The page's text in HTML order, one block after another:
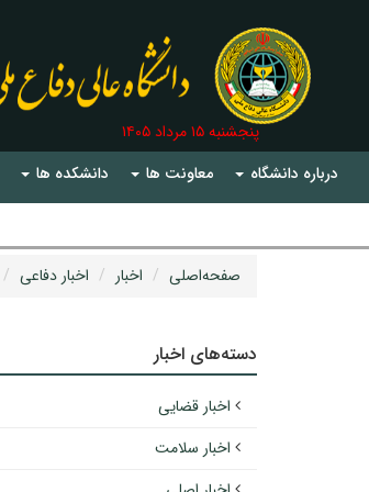
درباره دانشگاه معاونت ها دانشکده ها
پنجشنبه ۱۵ مرداد ۱۴۰۵
صفحه‌اصلی اخبار اخبار دفاعی
دسته‌های اخبار
اخبار قضایی
اخبار سلامت